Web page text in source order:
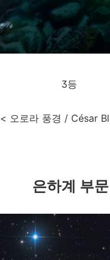
3등
< 오로라 풍경 / César
은하계 부문